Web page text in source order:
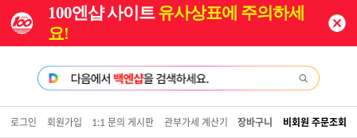
100엔샵 사이트유사상표에 주의하세
요!
로그인 회원가입 1:1 문의 게시판 관부가세 계산기 장바구니 비회원 주문조회